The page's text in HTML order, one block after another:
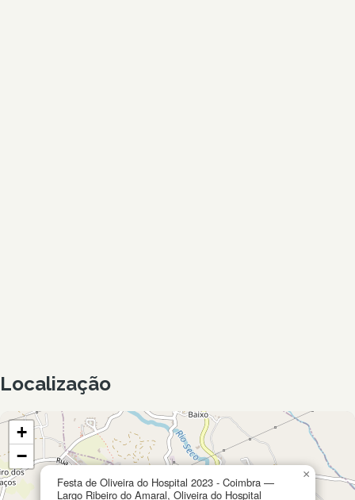
Localização
Festa de Oliveira do Hospital 2023 - Coimbra —
Largo Ribeiro do Amaral, Oliveira do Hospital
×
+
−